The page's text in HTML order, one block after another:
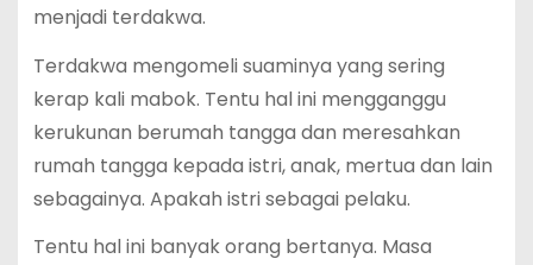
menjadi terdakwa.
Terdakwa mengomeli suaminya yang sering
kerap kali mabok. Tentu hal ini mengganggu
kerukunan berumah tangga dan meresahkan
rumah tangga kepada istri, anak, mertua dan lain
sebagainya. Apakah istri sebagai pelaku.
Tentu hal ini banyak orang bertanya. Masa